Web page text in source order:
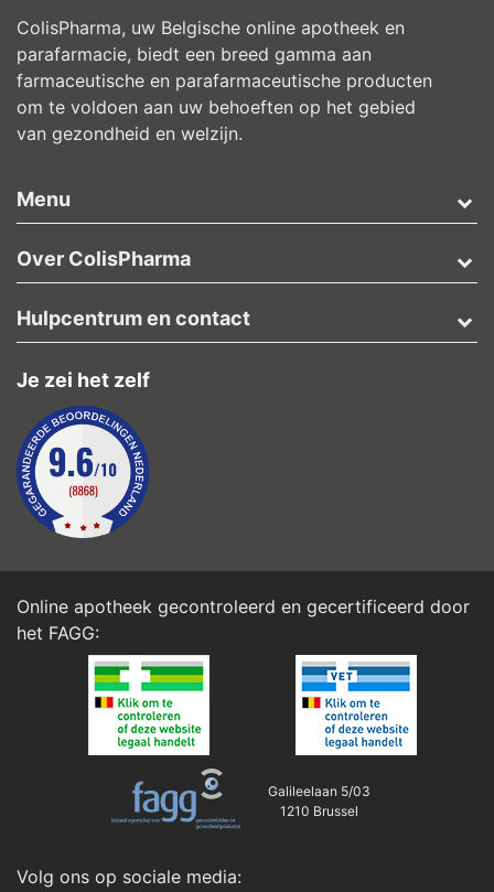
ColisPharma, uw Belgische online apotheek en
parafarmacie, biedt een breed gamma aan
farmaceutische en parafarmaceutische producten
om te voldoen aan uw behoeften op het gebied
van gezondheid en welzijn.
Menu
Over ColisPharma
Je zei het zelf
Hulpcentrum en contact
Online apotheek gecontroleerd en gecertificeerd door
het FAGG:
Galileelaan 5/03
1210 Brussel
Volg ons op sociale media: